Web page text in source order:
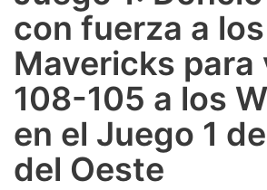
con fuerza a los
Mavericks para
108-105 a los
en el Juego 1
del Oeste